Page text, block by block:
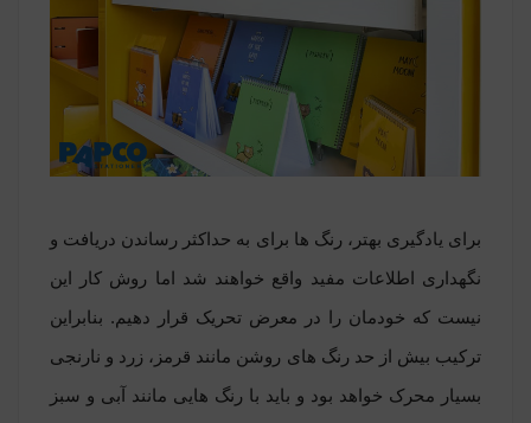
برای یادگیری بهتر، رنگ ها برای به حداکثر رساندن دریافت و
نگهداری اطلاعات مفید واقع خواهند شد اما روش کار این
نیست که خودمان را در معرض تحریک قرار دهیم. بنابراین
ترکیب بیش از حد رنگ های روشن مانند قرمز، زرد و نارنجی
بسیار محرک خواهد بود و باید با رنگ هایی مانند آبی و سبز